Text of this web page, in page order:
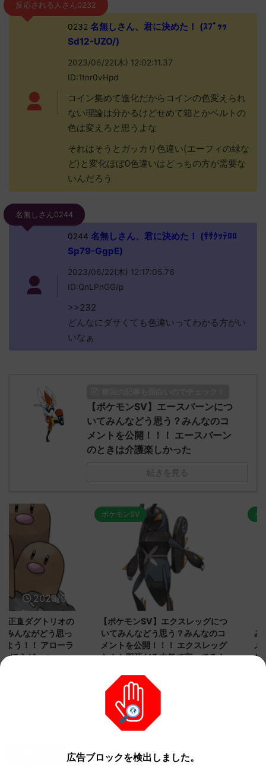
反応される人さん0232
0232 名無しさん、君に決めた！ (ｽﾌﾟｯｯ
Sd12-UZO/)
2023/06/22(木) 12:02:11.37
ID:1tnr0vHpd
コイン集めて進化だからコインの色変えられ
ない理論は分かるけどせめて箱とかベルトの
色は変えろと思うよな
それはそうとガッカリ色違い(エーフィの緑な
ど)と変化ほぼ0色違いはどっちの方が需要な
いんだろう
名無しさん0244
0244 名無しさん、君に決めた！ (ｻｻｸｯﾃﾛﾛ
Sp79-GgpE)
2023/06/22(木) 12:17:05.76
ID:QnLPnGG/p
>>232
どんなにダサくても色違いってわかる方がい
いなぁ
【ポケモンSV】エースバーンにつ
いてみんなどう思う？みんなのコ
メントを公開！！！ エースバーン
のときは介護楽しかった
続きを見る
2023/9/8
トリオの
どう思っ
アローラ
っょぃ
ポケモンSV
2023/9/8
【ポケモンSV】エクスレッグにつ
いてみんなどう思う？みんなのコ
メントを公開！！！ エクスレッグ
なんか即死だろ本気で言ってるん
みんなは「エクスレッグ」についてど
う思ってる？ 初めの記事 元のス
レ："https://medaka.5ch.net/test/re
ad.cgi/poke/1687575951/" 名無しさ
ん0890 0890 名無しさん、君に決め
2023/06/28(水)
01:07:00.69ID:oUI00NrJ0 エクスレ
ReadMore
ポケモンSV
【ポケモ
みんなど
メントを
リーはバ
るよりビ
広告ブロックを検出しました。